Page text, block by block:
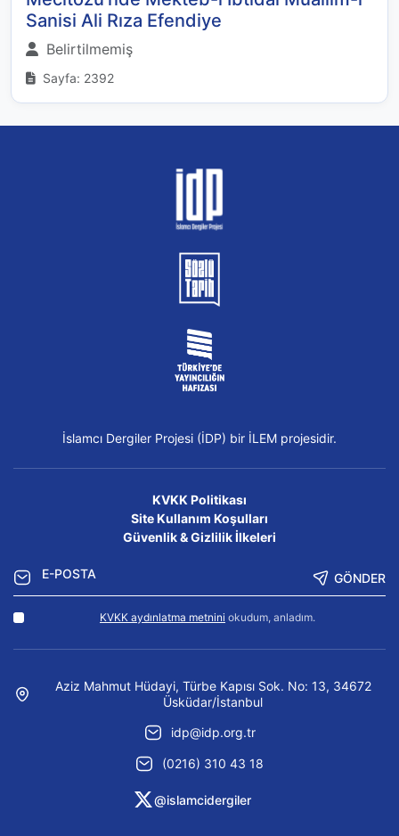
Sanisi Ali Rıza Efendiye
Belirtilmemiş
Sayfa: 2392
İslamcı Dergiler Projesi (İDP) bir İLEM projesidir.
KVKK Politikası
Site Kullanım Koşulları
Güvenlik & Gizlilik İlkeleri
GÖNDER
KVKK aydınlatma metnini okudum, anladım.
Aziz Mahmut Hüdayi, Türbe Kapısı Sok. No: 13, 34672
Üsküdar/İstanbul
idp@idp.org.tr
(0216) 310 43 18
@islamcidergiler